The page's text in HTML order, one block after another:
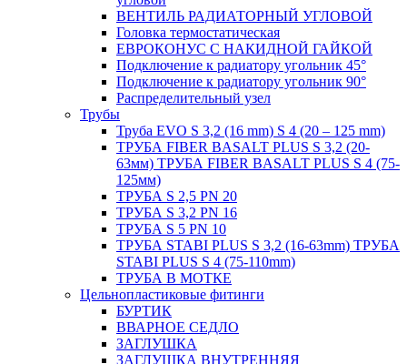
ВЕНТИЛЬ РАДИАТОРНЫЙ УГЛОВОЙ
Головка термостатическая
ЕВРОКОНУС С НАКИДНОЙ ГАЙКОЙ
Подключение к радиатору угольник 45°
Подключение к радиатору угольник 90°
Распределительный узел
Трубы
Труба EVO S 3,2 (16 mm) S 4 (20 – 125 mm)
ТРУБА FIBER BASALT PLUS S 3,2 (20-
63мм) ТРУБА FIBER BASALT PLUS S 4 (75-
125мм)
ТРУБА S 2,5 PN 20
ТРУБА S 3,2 PN 16
ТРУБА S 5 PN 10
ТРУБА STABI PLUS S 3,2 (16-63mm) ТРУБА
STABI PLUS S 4 (75-110mm)
ТРУБА В МОТКЕ
Цельнопластиковые фитинги
БУРТИК
ВВАРНОЕ СЕДЛО
ЗАГЛУШКА
ЗАГЛУШКА ВНУТРЕННЯЯ